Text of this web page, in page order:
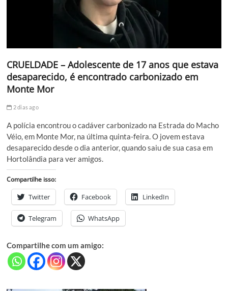
CRUELDADE – Adolescente de 17 anos que estava
desaparecido, é encontrado carbonizado em
Monte Mor
2 dias ago
A polícia encontrou o cadáver carbonizado na Estrada do Macho
Véio, em Monte Mor, na última quinta-feira. O jovem estava
desaparecido desde o dia anterior, quando saiu de sua casa em
Hortolândia para ver amigos.
Compartilhe isso:
Twitter Facebook LinkedIn
Telegram WhatsApp
Compartilhe com um amigo: